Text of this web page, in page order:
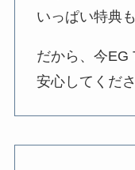
いっぱい特典
だから、今EG
安心してくだ